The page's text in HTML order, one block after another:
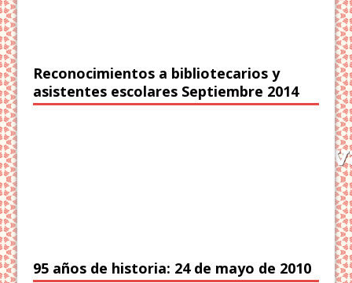
Reconocimientos a bibliotecarios y
asistentes escolares Septiembre 2014
95 años de historia: 24 de mayo de 2010